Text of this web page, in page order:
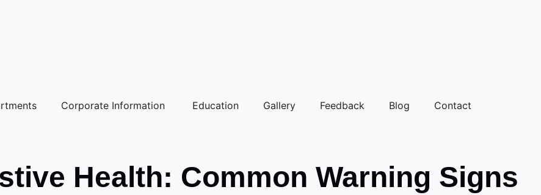
Corporate Information Education Gallery Feedback Blog Contact
Health: Common Warning Signs